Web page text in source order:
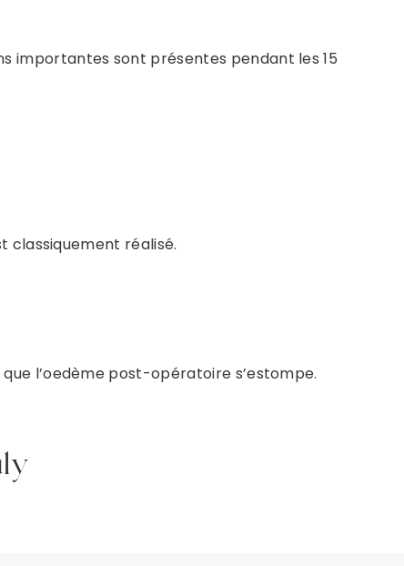
importantes sont présentes pendant les 15
classiquement réalisé.
l’oedème post-opératoire s’estompe.